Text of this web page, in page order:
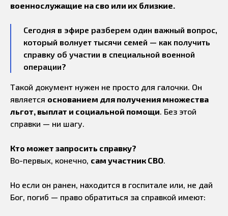
военнослужащие на сво или их близкие.
Сегодня в эфире разберем один важный вопрос,
который волнует тысячи семей — как получить
справку об участии в специальной военной
операции?
Такой документ нужен не просто для галочки. Он
является основанием для получения множества
льгот, выплат и социальной помощи. Без этой
справки — ни шагу.
Кто может запросить справку?
Во-первых, конечно, сам участник СВО.
Но если он ранен, находится в госпитале или, не дай
Бог, погиб — право обратиться за справкой имеют: